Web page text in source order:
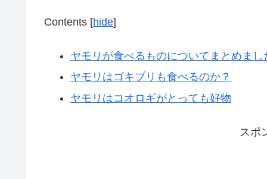
Contents [hide]
ヤモリが食べるものについてまとめまし
ヤモリはゴキブリも食べるのか？
ヤモリはコオロギがとっても好物
スポ